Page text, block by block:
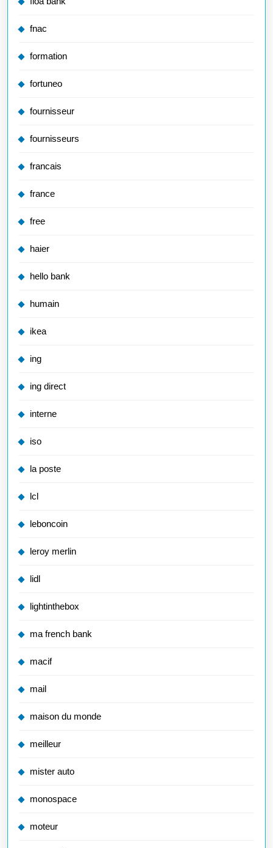
fnac
formation
fortuneo
fournisseur
fournisseurs
francais
france
free
haier
hello bank
humain
ikea
ing
ing direct
interne
iso
la poste
lcl
leboncoin
leroy merlin
lidl
lightinthebox
ma french bank
macif
mail
maison du monde
meilleur
mister auto
monospace
moteur